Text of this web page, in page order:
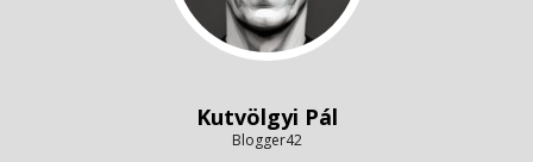
Kutvölgyi Pál
Blogger42